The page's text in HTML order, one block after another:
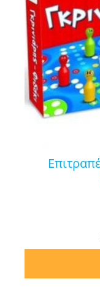
επιτραπέζιο γκρινιάρης-φιδάκι